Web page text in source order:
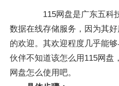
115网盘是广东五科
数据在线存储服务，因为其
的欢迎。其欢迎程度几乎能
伙伴不知道该怎么用115网盘
网盘怎么使用吧。